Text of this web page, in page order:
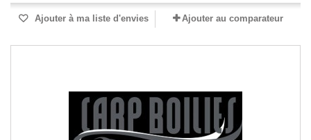
Ajouter à ma liste d'envies Ajouter au comparateur